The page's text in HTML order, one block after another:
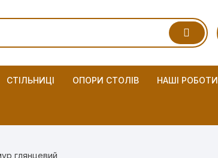
СТІЛЬНИЦІ ОПОРИ СТОЛІВ НАШІ РОБОТИ
глянцевий